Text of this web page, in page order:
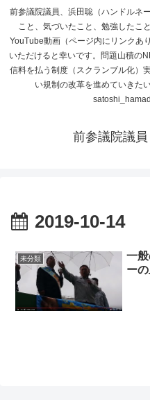
前参議院議員、浜田聡（ハンドルネ
こと、気づいたこと、勉強したこ
YouTube動画（ページ内にリンクあ
いただけると幸いです。問題山積の
信料を払う制度（スクランブル化）
い規制の改革を進めていき
前参議院議
2019-10-14
未分類
一
ー